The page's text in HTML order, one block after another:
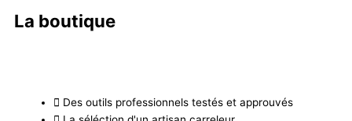
La boutique
Des outils professionnels testés et approuvés